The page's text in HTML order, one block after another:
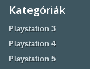
Kategóriák
Playstation 3
Playstation 4
Playstation 5